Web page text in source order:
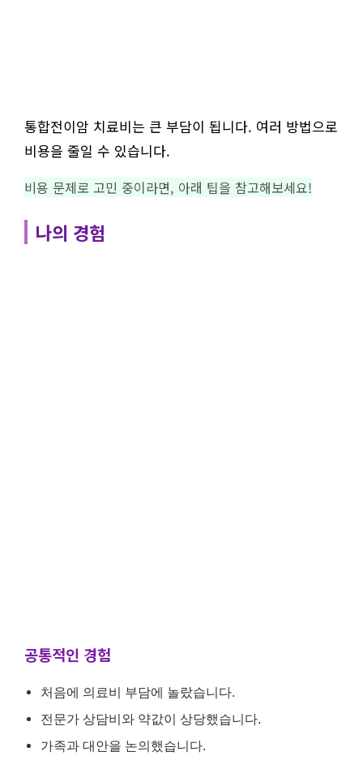
통합전이암 치료비는 큰 부담이 됩니다. 여러 방법으로
비용을 줄일 수 있습니다.
비용 문제로 고민 중이라면, 아래 팁을 참고해보세요!
나의 경험
공통적인 경험
처음에 의료비 부담에 놀랐습니다.
전문가 상담비와 약값이 상당했습니다.
가족과 대안을 논의했습니다.